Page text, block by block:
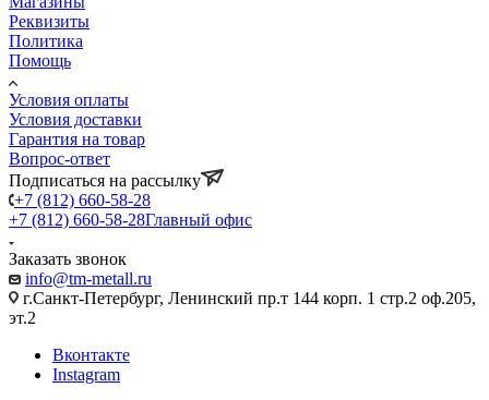
Реквизиты
Политика
Помощь
Условия оплаты
Условия доставки
Гарантия на товар
Вопрос-ответ
Подписаться на рассылку
+7 (812) 660-58-28
+7 (812) 660-58-28Главный офис
Заказать звонок
info@tm-metall.ru
г.Санкт-Петербург, Ленинский пр.т 144 корп. 1 стр.2 оф.205,
эт.2
Вконтакте
Instagram